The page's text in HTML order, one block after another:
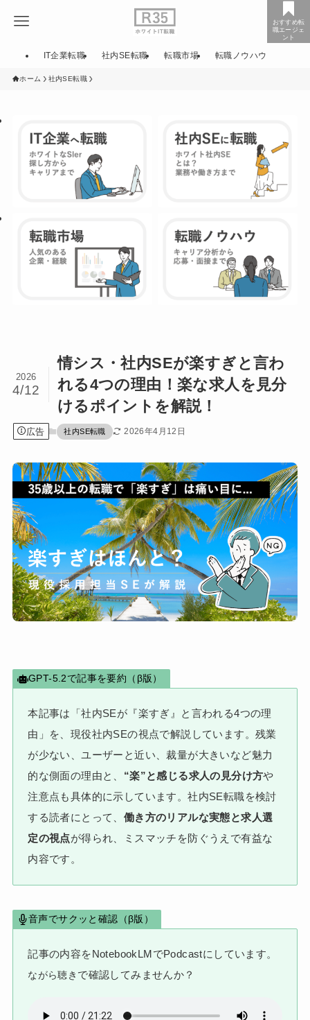
おすすめ転
職エージェ
ント
IT企業転職 社内SE転職 転職市場 転職ノウハウ
ホーム 社内SE転職
情シス・社内SEが楽すぎと言わ
れる4つの理由！楽な求人を見分
けるポイントを解説！
2026
4/12
広告 社内SE転職 2026年4月12日
GPT-5.2で記事を要約（β版）
本記事は「社内SEが『楽すぎ』と言われる4つの理
由」を、現役社内SEの視点で解説しています。残業
が少ない、ユーザーと近い、裁量が大きいなど魅力
的な側面の理由と、 “楽”と感じる求人の見分け方や
注意点も具体的に示しています。社内SE転職を検討
する読者にとって、 働き方のリアルな実態と求人選
定の視点が得られ、ミスマッチを防ぐうえで有益な
内容です。
音声でサクッと確認（β版）
記事の内容をNotebookLMでPodcastにしています。
ながら聴き で確認してみませんか？